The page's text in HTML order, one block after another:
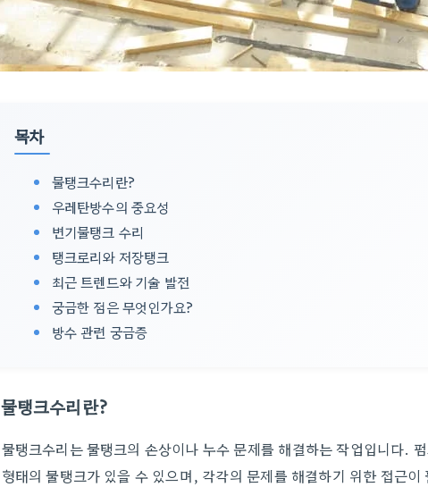
목차
물탱크수리란?
우레탄방수의 중요성
변기물탱크 수리
탱크로리와 저장탱크
최근 트렌드와 기술 발전
궁금한 점은 무엇인가요?
방수 관련 궁금증
물탱크수리란?
물탱크수리는 물탱크의 손상이나 누수 문제를 해결하는 작업입니다.
형태의 물탱크가 있을 수 있으며, 각각의 문제를 해결하기 위한 접근이